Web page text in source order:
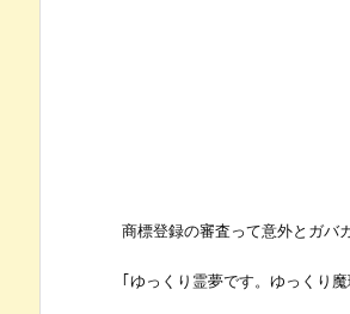
商標登録の審査って意外とガバ
｢ゆっくり霊夢です。ゆっくり